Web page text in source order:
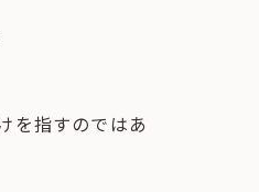
を指すのではあ